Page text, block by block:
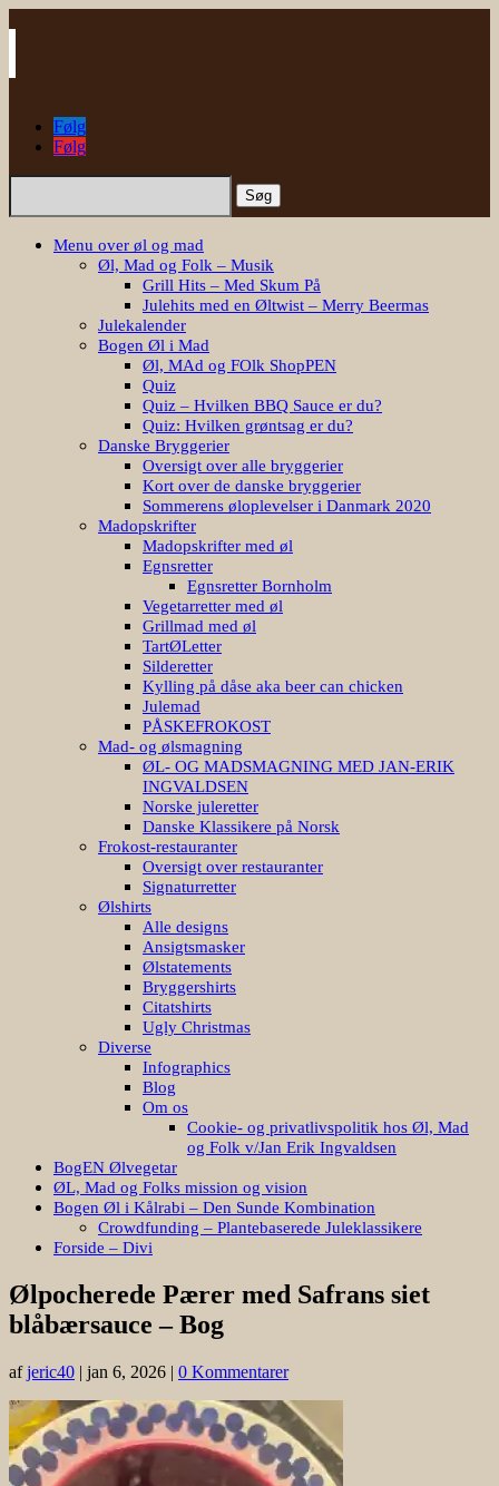
Følg
Følg
Søg
Menu over øl og mad
Øl, Mad og Folk – Musik
Grill Hits – Med Skum På
Julehits med en Øltwist – Merry Beermas
Julekalender
Bogen Øl i Mad
Øl, MAd og FOlk ShopPEN
Quiz
Quiz – Hvilken BBQ Sauce er du?
Quiz: Hvilken grøntsag er du?
Danske Bryggerier
Oversigt over alle bryggerier
Kort over de danske bryggerier
Sommerens øloplevelser i Danmark 2020
Madopskrifter
Madopskrifter med øl
Egnsretter
Egnsretter Bornholm
Vegetarretter med øl
Grillmad med øl
TartØLetter
Silderetter
Kylling på dåse aka beer can chicken
Julemad
PÅSKEFROKOST
Mad- og ølsmagning
ØL- OG MADSMAGNING MED JAN-ERIK
INGVALDSEN
Norske juleretter
Danske Klassikere på Norsk
Frokost-restauranter
Oversigt over restauranter
Signaturretter
Ølshirts
Alle designs
Ansigtsmasker
Ølstatements
Bryggershirts
Citatshirts
Ugly Christmas
Diverse
Infographics
Blog
Om os
Cookie- og privatlivspolitik hos Øl, Mad
og Folk v/Jan Erik Ingvaldsen
BogEN Ølvegetar
ØL, Mad og Folks mission og vision
Bogen Øl i Kålrabi – Den Sunde Kombination
Crowdfunding – Plantebaserede Juleklassikere
Forside – Divi
Ølpocherede Pærer med Safrans siet
blåbærsauce – Bog
afjeric40 | jan 6, 2026 | 0 Kommentarer